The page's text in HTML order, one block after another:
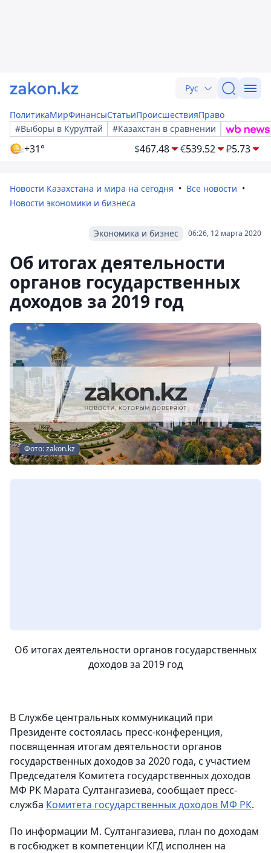
Рус
ПолитикаМирФинансыСтатьиПроисшествияПраво
#Выборы в Курултай
#Казахстан в сравнении
+31° $467.48 €539.52 ₽5.73
Новости Казахстана и мира на сегодня
Все новости
Новости экономики и бизнеса
06:26, 12 марта 2020
Экономика и бизнес
Об итогах деятельности
органов государственных
доходов за 2019 год
Фото: zakon.kz
Об итогах деятельности органов государственных
доходов за 2019 год
В Службе центральных коммуникаций при
Президенте состоялась пресс-конференция,
посвященная итогам деятельности органов
государственных доходов за 2020 года, с участием
Председателя Комитета государственных доходов
МФ РК Марата Султангазиева, сообщает пресс-
служба Комитета государственных доходов МФ РК.
По информации М. Султангазиева, план по доходам
в госбюджет в компетенции КГД исполнен на